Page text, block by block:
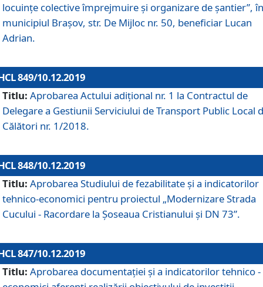
locuințe colective împrejmuire și organizare de șantier”, în
municipiul Braşov, str. De Mijloc nr. 50, beneficiar Lucan
Adrian.
849/10.12.2019
Titlu: Aprobarea Actului adiţional nr. 1 la Contractul de
Delegare a Gestiunii Serviciului de Transport Public Local
Călători nr. 1/2018.
848/10.12.2019
Titlu: Aprobarea Studiului de fezabilitate şi a indicatorilor
tehnico-economici pentru proiectul „Modernizare Strada
Cucului - Racordare la Șoseaua Cristianului și DN 73”.
847/10.12.2019
Titlu: Aprobarea documentației și a indicatorilor tehnico -